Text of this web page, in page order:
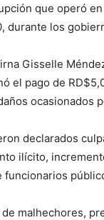
que operó
durante los
Gisselle
el pago de
ocasionados
declarados
ilícito,
funcionarios
malhechores,